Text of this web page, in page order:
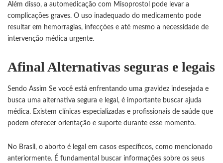
Além disso, a automedicação com Misoprostol pode levar a
complicações graves. O uso inadequado do medicamento pode
resultar em hemorragias, infecções e até mesmo a necessidade de
intervenção médica urgente.
Afinal Alternativas seguras e legais
Sendo Assim Se você está enfrentando uma gravidez indesejada e
busca uma alternativa segura e legal, é importante buscar ajuda
médica. Existem clínicas especializadas e profissionais de saúde que
podem oferecer orientação e suporte durante esse momento.
No Brasil, o aborto é legal em casos específicos, como mencionado
anteriormente. É fundamental buscar informações sobre os seus